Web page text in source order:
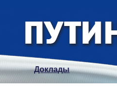
Доклады